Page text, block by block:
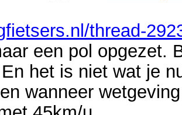
thread-
een pol opgezet.
het is niet wat je
wanneer